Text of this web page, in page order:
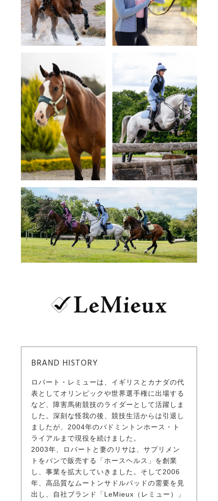
BRAND HISTORY
ロバート・レミューは、イギリスとカナダの代
表としてオリンピックや世界選手権に出場する
など、障害馬術競技のライダーとして活躍しま
した。深刻な怪我の後、競技生活からは引退し
ましたが、2004年のバドミントンホース・ト
ライアルまで現役を続けました。
2003年、ロバートと妻のリサは、サプリメン
トをバンで販売する「ホースヘルス」を創業
し、事業を拡大していきました。そして2006
年、高品質なムートンサドルパッドの需要を見
出し、自社ブランド「LeMieux（レミュー）」